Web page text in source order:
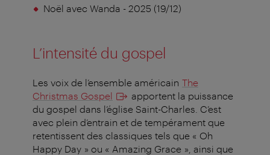
Noël avec Wanda - 2025 (19/12)
L’intensité du gospel
Les voix de l’ensemble américain The
Christmas Gospel
apportent la puissance
du gospel dans l’église Saint-Charles. C’est
avec plein d’entrain et de tempérament que
retentissent des classiques tels que « Oh
Happy Day » ou « Amazing Grace », ainsi que